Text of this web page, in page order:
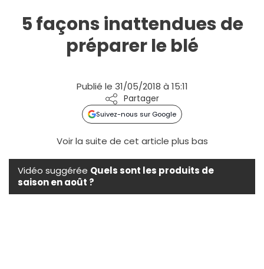
5 façons inattendues de
préparer le blé
Publié le 31/05/2018 à 15:11
Partager
Suivez-nous sur Google
Voir la suite de cet article plus bas
Vidéo suggérée Quels sont les produits de
saison en août ?